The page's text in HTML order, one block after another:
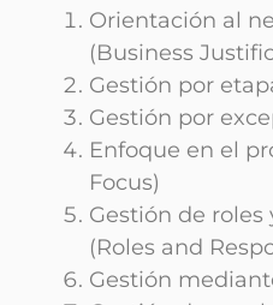
Orientación al
(Business
Gestión por
Gestión por
Enfoque en el
Focus)
Gestión de
(Roles and
Gestión